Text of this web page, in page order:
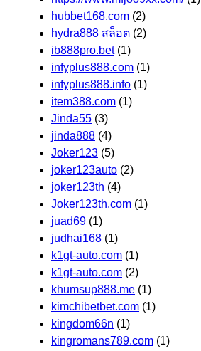
hubbet168.com (2)
hydra888 สล็อต (2)
ib888pro.bet(1)
infyplus888.com (1)
infyplus888.info (1)
item388.com (1)
Jinda55 (3)
jinda888 (4)
Joker123 (5)
joker123auto (2)
joker123th (4)
Joker123th.com (1)
juad69 (1)
judhai168 (1)
k1gt-auto.com (1)
k1gt-auto.com (2)
khumsup888.me (1)
kimchibetbet.com (1)
kingdom66n (1)
kingromans789.com (1)